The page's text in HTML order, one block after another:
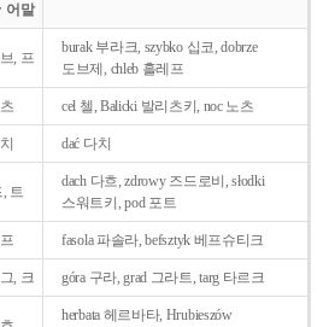
어말
, 프
burak 부라크, szybko 십코, dobrze
도브제, chleb 흘레프
츠 cel 첼, Balicki 발리츠키, noc 노츠
치 dać 다치
, 트
dach 다흐, zdrowy 즈드로비, słodki
스워트키, pod 포트
프 fasola 파솔라, befsztyk 베프슈티크
, 크 góra 구라, grad 그라트, targ 타르크
herbata 헤르바타, Hrubieszów